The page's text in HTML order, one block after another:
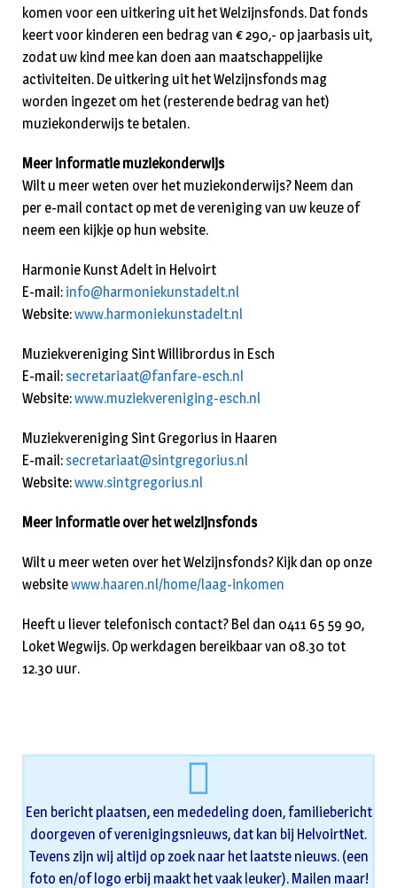
komen voor een uitkering uit het Welzijnsfonds. Dat fonds
keert voor kinderen een bedrag van € 290,- op jaarbasis uit,
zodat uw kind mee kan doen aan maatschappelijke
activiteiten. De uitkering uit het Welzijnsfonds mag
worden ingezet om het (resterende bedrag van het)
muziekonderwijs te betalen.
Meer informatie muziekonderwijs
Wilt u meer weten over het muziekonderwijs? Neem dan
per e-mail contact op met de vereniging van uw keuze of
neem een kijkje op hun website.
Harmonie Kunst Adelt in Helvoirt
E-mail: info@harmoniekunstadelt.nl
Website:www.harmoniekunstadelt.nl
Muziekvereniging Sint Willibrordus in Esch
E-mail: secretariaat@fanfare-esch.nl
Website:www.muziekvereniging-esch.nl
Muziekvereniging Sint Gregorius in Haaren
E-mail: secretariaat@sintgregorius.nl
Website:www.sintgregorius.nl
Meer informatie over het welzijnsfonds
Wilt u meer weten over het Welzijnsfonds? Kijk dan op onze
websitewww.haaren.nl/home/laag-inkomen
Heeft u liever telefonisch contact? Bel dan 0411 65 59 90,
Loket Wegwijs. Op werkdagen bereikbaar van 08.30 tot
12.30 uur.
Een bericht plaatsen, een mededeling doen, familiebericht
doorgeven of verenigingsnieuws, dat kan bij HelvoirtNet.
Tevens zijn wij altijd op zoek naar het laatste nieuws. (een
foto en/of logo erbij maakt het vaak leuker). Mailen maar!